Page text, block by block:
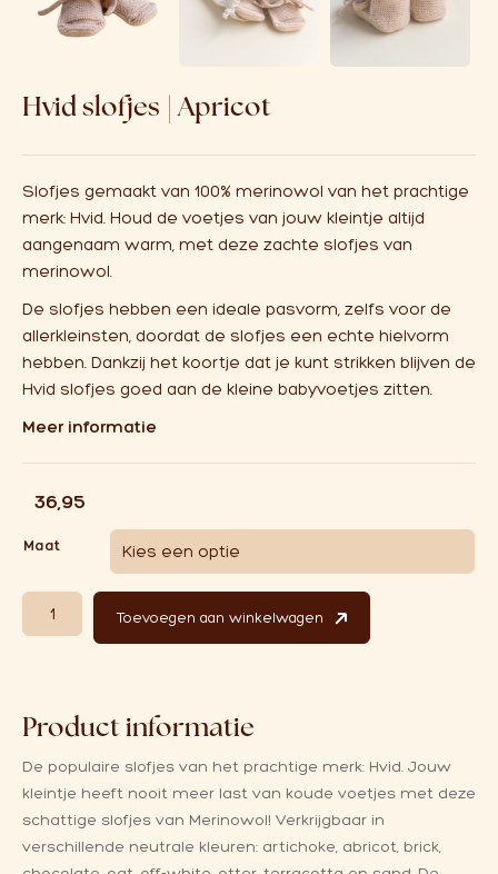
Hvid slofjes | Apricot
Slofjes gemaakt van 100% merinowol van het prachtige
merk: Hvid. Houd de voetjes van jouw kleintje altijd
aangenaam warm, met deze zachte slofjes van
merinowol.
De slofjes hebben een ideale pasvorm, zelfs voor de
allerkleinsten, doordat de slofjes een echte hielvorm
hebben. Dankzij het koortje dat je kunt strikken blijven de
Hvid slofjes goed aan de kleine babyvoetjes zitten.
Meer informatie
36,95
Maat
Hvid slofjes | Apricot aantal
Toevoegen aan winkelwagen
Product informatie
De populaire slofjes van het prachtige merk: Hvid. Jouw
kleintje heeft nooit meer last van koude voetjes met deze
schattige slofjes van Merinowol! Verkrijgbaar in
verschillende neutrale kleuren: artichoke, abricot, brick,